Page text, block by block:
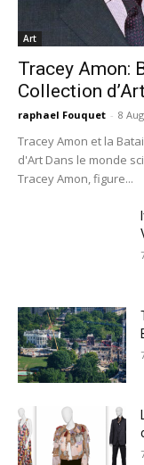
Art
Tracey Amon:
Collection d’Art
raphael Fouquet - 8
Tracey Amon et la
d'Art Dans le monde
Tracey Amon, figure...